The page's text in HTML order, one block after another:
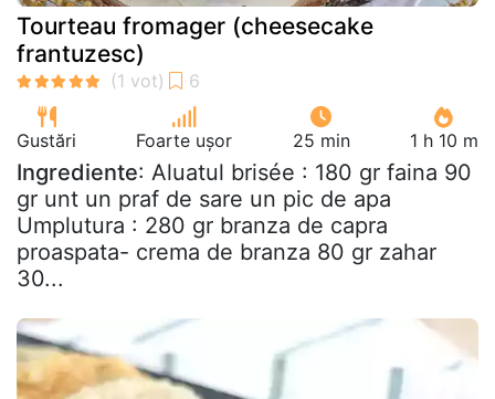
Tourteau fromager (cheesecake
frantuzesc)
Gustări Foarte ușor 25 min 1 h 10 m
Ingrediente: Aluatul brisée : 180 gr faina 90
gr unt un praf de sare un pic de apa
Umplutura : 280 gr branza de capra
proaspata- crema de branza 80 gr zahar
30...